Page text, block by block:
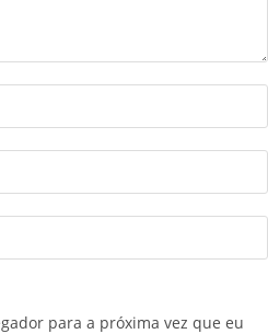
para a próxima vez que eu